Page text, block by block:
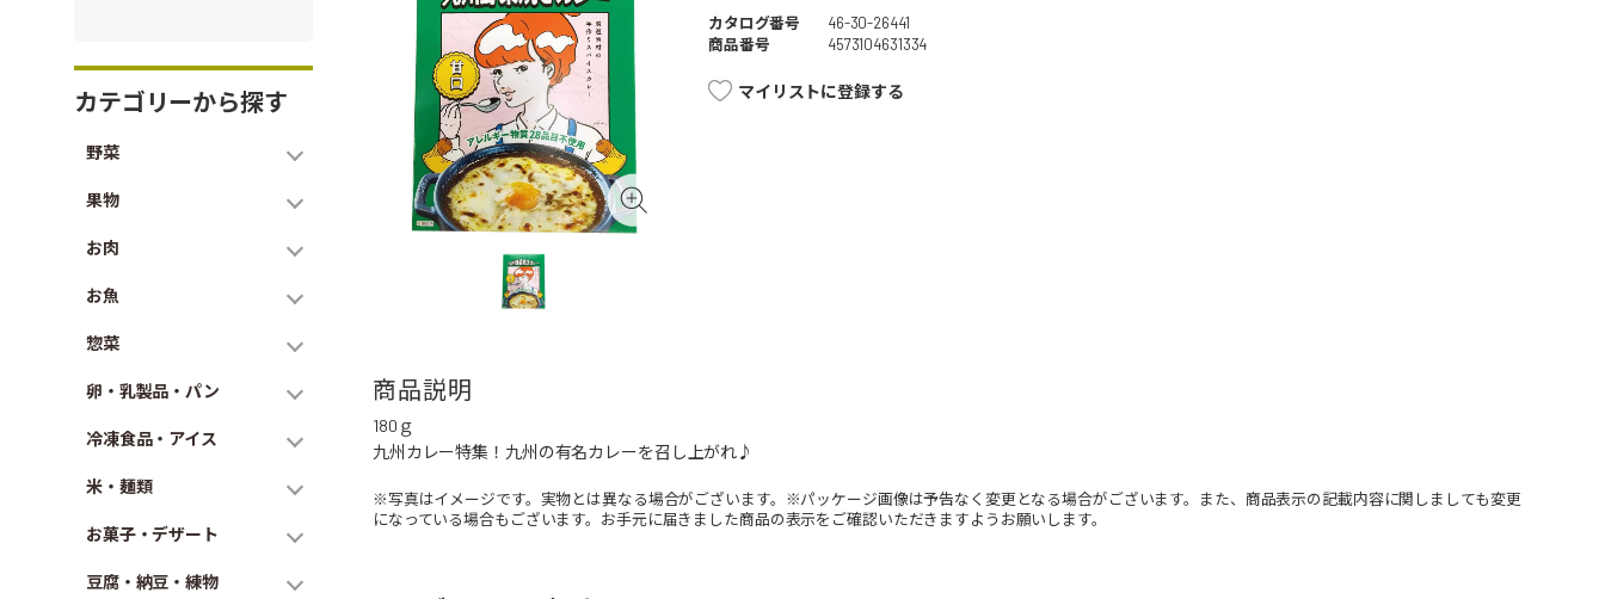
カテゴリーから探す
野菜
果物
お肉
お魚
惣菜
卵・乳製品・パン
冷凍食品・アイス
米・麺類
お菓子・デザート
豆腐・納豆・練物
カタログ番号
46-30-26441
商品番号
4573104631334
マイリストに登録する
商品説明
180ｇ
九州カレー特集！九州の有名カレーを召し上がれ♪
※写真はイメージです。実物とは異なる場合がございます。※パッケージ画像は予告なく変更となる場合がございます。また、商品表示の記載内容に関しましても変更
になっている場合もございます。お手元に届きました商品の表示をご確認いただきますようお願いします。